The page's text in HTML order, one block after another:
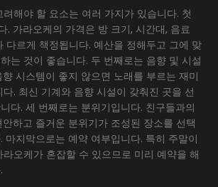
해야 할 요소는 여러 가지가 있습니다. 첫
. 가라오케의 가격은 방 크기, 시간대, 음료
다르게 책정됩니다. 예산을 정해두고 그에 맞
는 것이 좋습니다. 두 번째로는 음향 및 시설
시스템이 좋지 않으면 노래를 부르는 재미
. 최신 기계와 음향 시설이 갖춰진 곳을 선
다. 세 번째로는 분위기입니다. 친구들과의
하고 즐거운 분위기가 조성된 장소를 선택
마지막으로는 예약 여부입니다. 특히 주말이
오케가 혼잡할 수 있으므로 미리 예약을 해